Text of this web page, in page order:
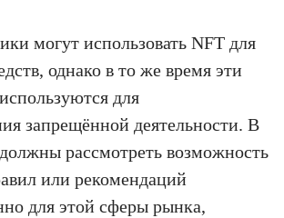
могут использовать NFT для
однако в то же время эти
для
запрещённой деятельности. В
рассмотреть возможность
или рекомендаций
для этой сферы рынка,